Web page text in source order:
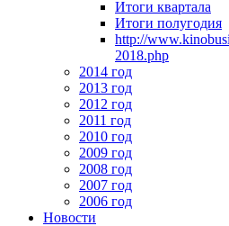
Итоги квартала
Итоги полугодия
http://
2018.php
2014 год
2013 год
2012 год
2011 год
2010 год
2009 год
2008 год
2007 год
2006 год
Новости